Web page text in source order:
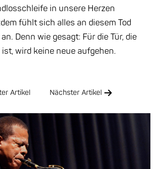
in unsere Herzen
fühlt sich alles an diesem Tod
Denn wie gesagt: Für die Tür, die
wird keine neue aufgehen.
Artikel Nächster Artikel